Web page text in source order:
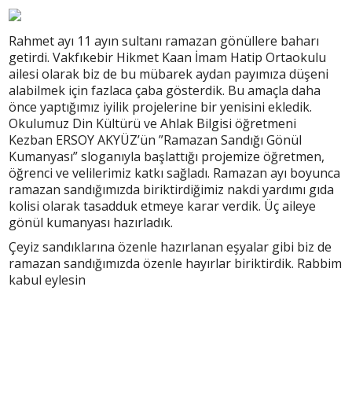
Rahmet ayı 11 ayın sultanı ramazan gönüllere baharı
getirdi. Vakfıkebir Hikmet Kaan İmam Hatip Ortaokulu
ailesi olarak biz de bu mübarek aydan payımıza düşeni
alabilmek için fazlaca çaba gösterdik. Bu amaçla daha
önce yaptığımız iyilik projelerine bir yenisini ekledik.
Okulumuz Din Kültürü ve Ahlak Bilgisi öğretmeni
Kezban ERSOY AKYÜZ’ün ”Ramazan Sandığı Gönül
Kumanyası” sloganıyla başlattığı projemize öğretmen,
öğrenci ve velilerimiz katkı sağladı. Ramazan ayı boyunca
ramazan sandığımızda biriktirdiğimiz nakdi yardımı gıda
kolisi olarak tasadduk etmeye karar verdik. Üç aileye
gönül kumanyası hazırladık.
Çeyiz sandıklarına özenle hazırlanan eşyalar gibi biz de
ramazan sandığımızda özenle hayırlar biriktirdik. Rabbim
kabul eylesin